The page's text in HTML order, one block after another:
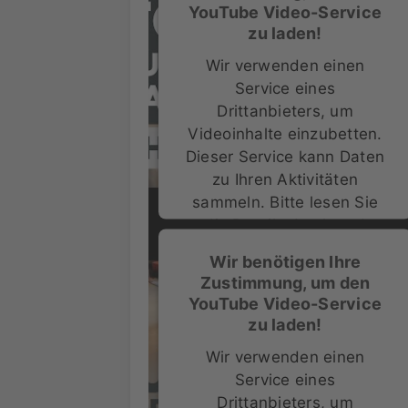
YouTube Video-Service
zu laden!
Wir verwenden einen
Service eines
Drittanbieters, um
Videoinhalte einzubetten.
Dieser Service kann Daten
zu Ihren Aktivitäten
sammeln. Bitte lesen Sie
die Details durch und
des Service zu, um dieses
Video anzusehen.
Akzeptieren
Wir benötigen Ihre
Zustimmung, um den
YouTube Video-Service
zu laden!
Wir verwenden einen
Service eines
Drittanbieters, um